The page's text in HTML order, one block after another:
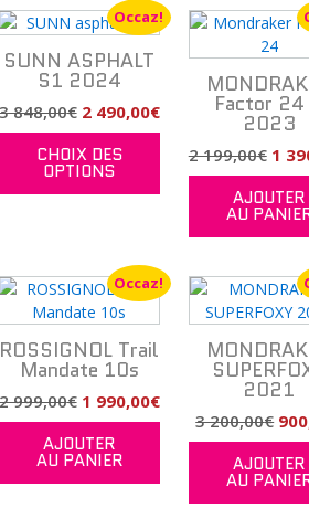
790,00€. 800,00€.
Occaz!
SUNN ASPHALT
S1 2024
848,00€ Le
prix
initial
était :
2 490,00€Le
prix
actuel
490,00€.
CHOIX DES
OPTIONS
Ce
produit
options
peuvent
être
choisies
page
Factor
2023
2 199,00€ Le
prix
était
1
AJOUTER
AU
Occaz!
ROSSIGNOL Trail
Mandate 10s
999,00€ Le
prix
initial
était :
1 990,00€Le
prix
actuel
AJOUTER
AU PANIER
2021
3 200,00€ Le
prix
AJOUTER
AU